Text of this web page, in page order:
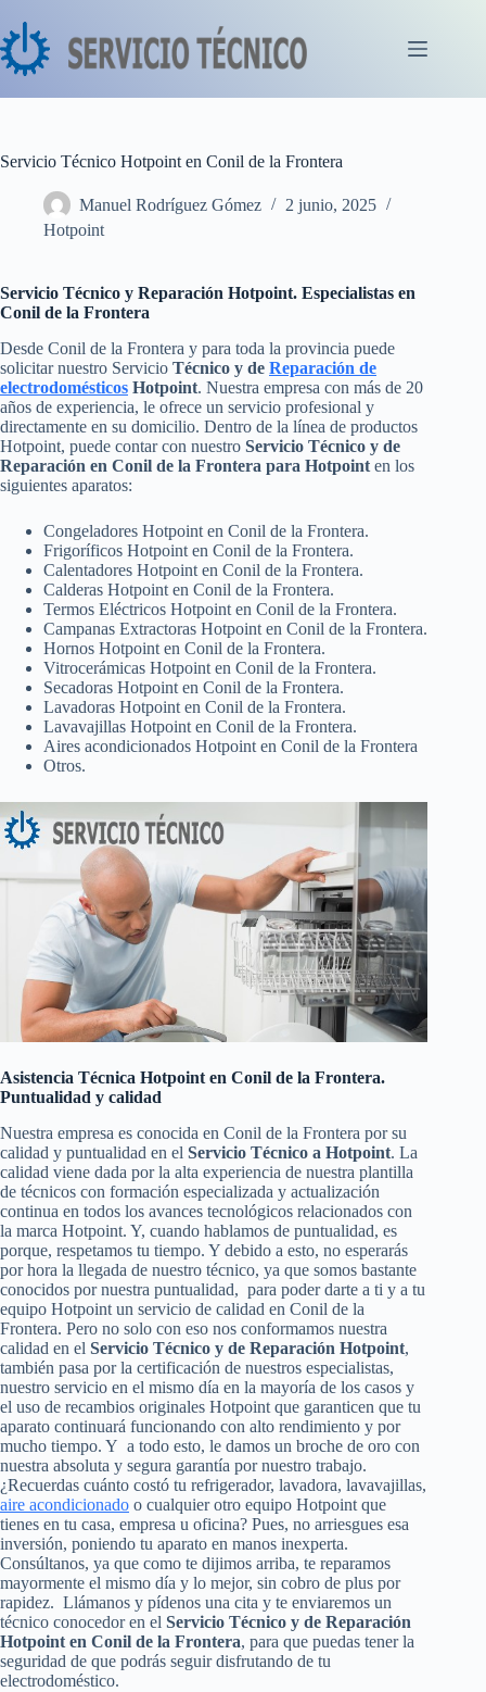
al
contenido
Servicio Técnico Hotpoint en Conil de la Frontera
Manuel Rodríguez Gómez
2 junio, 2025
Hotpoint
Servicio Técnico y Reparación Hotpoint. Especialistas en
Conil de la Frontera
Desde Conil de la Frontera y para toda la provincia puede
solicitar nuestro Servicio Técnico y de Reparación de
electrodomésticos Hotpoint. Nuestra empresa con más de 20
años de experiencia, le ofrece un servicio profesional y
directamente en su domicilio. Dentro de la línea de productos
Hotpoint, puede contar con nuestro Servicio Técnico y de
Reparación en Conil de la Frontera para Hotpoint en los
siguientes aparatos:
Congeladores Hotpoint en Conil de la Frontera.
Frigoríficos Hotpoint en Conil de la Frontera.
Calentadores Hotpoint en Conil de la Frontera.
Calderas Hotpoint en Conil de la Frontera.
Termos Eléctricos Hotpoint en Conil de la Frontera.
Campanas Extractoras Hotpoint en Conil de la Frontera.
Hornos Hotpoint en Conil de la Frontera.
Vitrocerámicas Hotpoint en Conil de la Frontera.
Secadoras Hotpoint en Conil de la Frontera.
Lavadoras Hotpoint en Conil de la Frontera.
Lavavajillas Hotpoint en Conil de la Frontera.
Aires acondicionados Hotpoint en Conil de la Frontera
Otros.
Asistencia Técnica Hotpoint en Conil de la Frontera.
Puntualidad y calidad
Nuestra empresa es conocida en Conil de la Frontera por su
calidad y puntualidad en el Servicio Técnico a Hotpoint. La
calidad viene dada por la alta experiencia de nuestra plantilla
de técnicos con formación especializada y actualización
continua en todos los avances tecnológicos relacionados con
la marca Hotpoint. Y, cuando hablamos de puntualidad, es
porque, respetamos tu tiempo. Y debido a esto, no esperarás
por hora la llegada de nuestro técnico, ya que somos bastante
conocidos por nuestra puntualidad, para poder darte a ti y a tu
equipo Hotpoint un servicio de calidad en Conil de la
Frontera. Pero no solo con eso nos conformamos nuestra
calidad en el Servicio Técnico y de Reparación Hotpoint,
también pasa por la certificación de nuestros especialistas,
nuestro servicio en el mismo día en la mayoría de los casos y
el uso de recambios originales Hotpoint que garanticen que tu
aparato continuará funcionando con alto rendimiento y por
mucho tiempo. Y a todo esto, le damos un broche de oro con
nuestra absoluta y segura garantía por nuestro trabajo.
¿Recuerdas cuánto costó tu refrigerador, lavadora, lavavajillas,
aire acondicionado o cualquier otro equipo Hotpoint que
tienes en tu casa, empresa u oficina? Pues, no arriesgues esa
inversión, poniendo tu aparato en manos inexperta.
Consúltanos, ya que como te dijimos arriba, te reparamos
mayormente el mismo día y lo mejor, sin cobro de plus por
rapidez. Llámanos y pídenos una cita y te enviaremos un
técnico conocedor en el Servicio Técnico y de Reparación
Hotpoint en Conil de la Frontera, para que puedas tener la
seguridad de que podrás seguir disfrutando de tu
electrodoméstico.